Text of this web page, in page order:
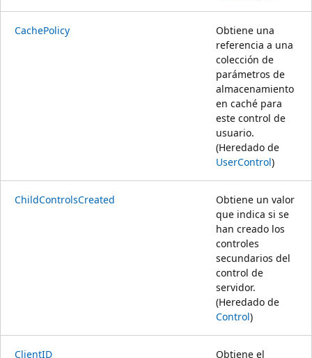
CachePolicy
Obtiene una
referencia a una
colección de
parámetros de
almacenamiento
en caché para
este control de
usuario.
(Heredado de
UserControl)
ChildControlsCreated
Obtiene un valor
que indica si se
han creado los
controles
secundarios del
control de
servidor.
(Heredado de
Control)
ClientID Obtiene el